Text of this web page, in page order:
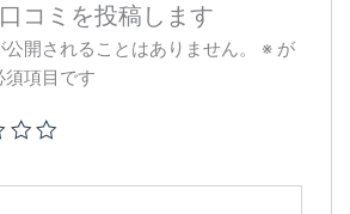
コミを投稿します
開されることはありません。 ※ が
須項目です